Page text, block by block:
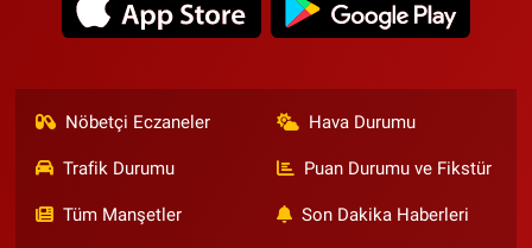
Nöbetçi Eczaneler Hava Durumu
Trafik Durumu Puan Durumu ve Fikstür
Tüm Manşetler Son Dakika Haberleri